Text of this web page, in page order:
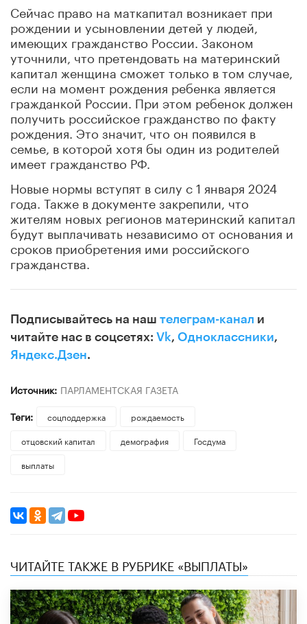
Сейчас право на маткапитал возникает при
рождении и усыновлении детей у людей,
имеющих гражданство России. Законом
уточнили, что претендовать на материнский
капитал женщина сможет только в том случае,
если на момент рождения ребенка является
гражданкой России. При этом ребенок должен
получить российское гражданство по факту
рождения. Это значит, что он появился в
семье, в которой хотя бы один из родителей
имеет гражданство РФ.
Новые нормы вступят в силу с 1 января 2024
года. Также в документе закрепили, что
жителям новых регионов материнский капитал
будут выплачивать независимо от основания и
сроков приобретения ими российского
гражданства.
Подписывайтесь на наш телеграм-канал и
читайте нас в соцсетях: Vk, Одноклассники,
Яндекс.Дзен.
Источник: ПАРЛАМЕНТСКАЯ ГАЗЕТА
Теги:
соцподдержка
рождаемость
отцовский капитал
демография
Госдума
выплаты
ЧИТАЙТЕ ТАКЖЕ В РУБРИКЕ «ВЫПЛАТЫ»